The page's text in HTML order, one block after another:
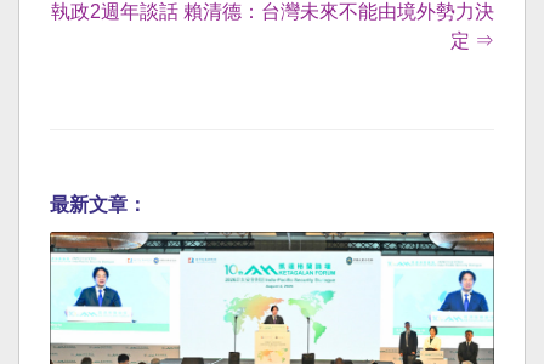
執政2週年談話 賴清德：台灣未來不能由境外勢力決
定 ⇒
最新文章：